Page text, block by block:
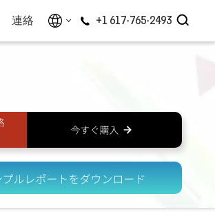
連絡 +1 617-765-2493